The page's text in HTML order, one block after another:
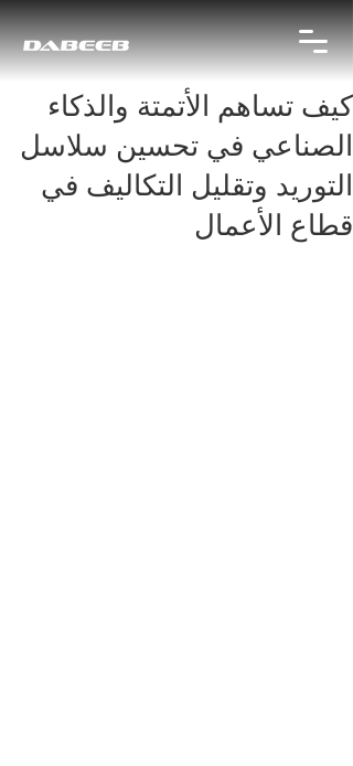
كيف تساهم الأتمتة والذكاء
الصناعي في تحسين سلاسل
التوريد وتقليل التكاليف في
قطاع الأعمال